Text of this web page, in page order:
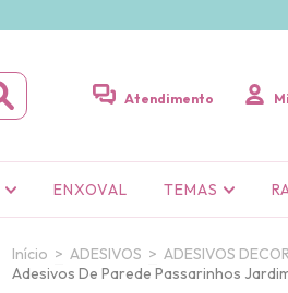
Atendimento
ENXOVAL TEMAS
Início > ADESIVOS > ADESIVOS
Adesivos De Parede Passarinhos